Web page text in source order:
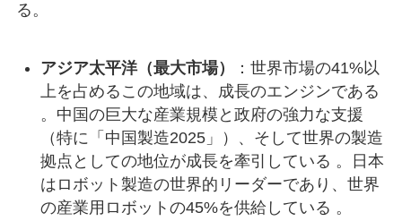
る。
アジア太平洋（最大市場）
：世界市場の41%以
上を占めるこの地域は、成長のエンジンである
。中国の巨大な産業規模と政府の強力な支援
（特に「中国製造2025」）、そして世界の製造
拠点としての地位が成長を牽引している 。日本
はロボット製造の世界的リーダーであり、世界
の産業用ロボットの45%を供給している 。